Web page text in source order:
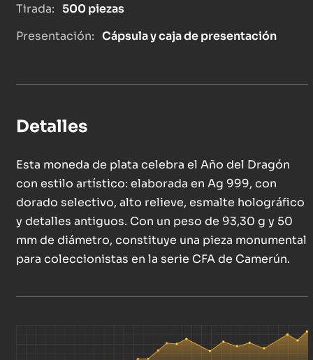
Tirada: 500 piezas
Presentación: Cápsula y caja de presentación
Detalles
Esta moneda de plata celebra el Año del Dragón
con estilo artístico: elaborada en Ag 999, con
dorado selectivo, alto relieve, esmalte holográfico
y detalles antiguos. Con un peso de 93,30 g y 50
mm de diámetro, constituye una pieza monumental
para coleccionistas en la serie CFA de Camerún.